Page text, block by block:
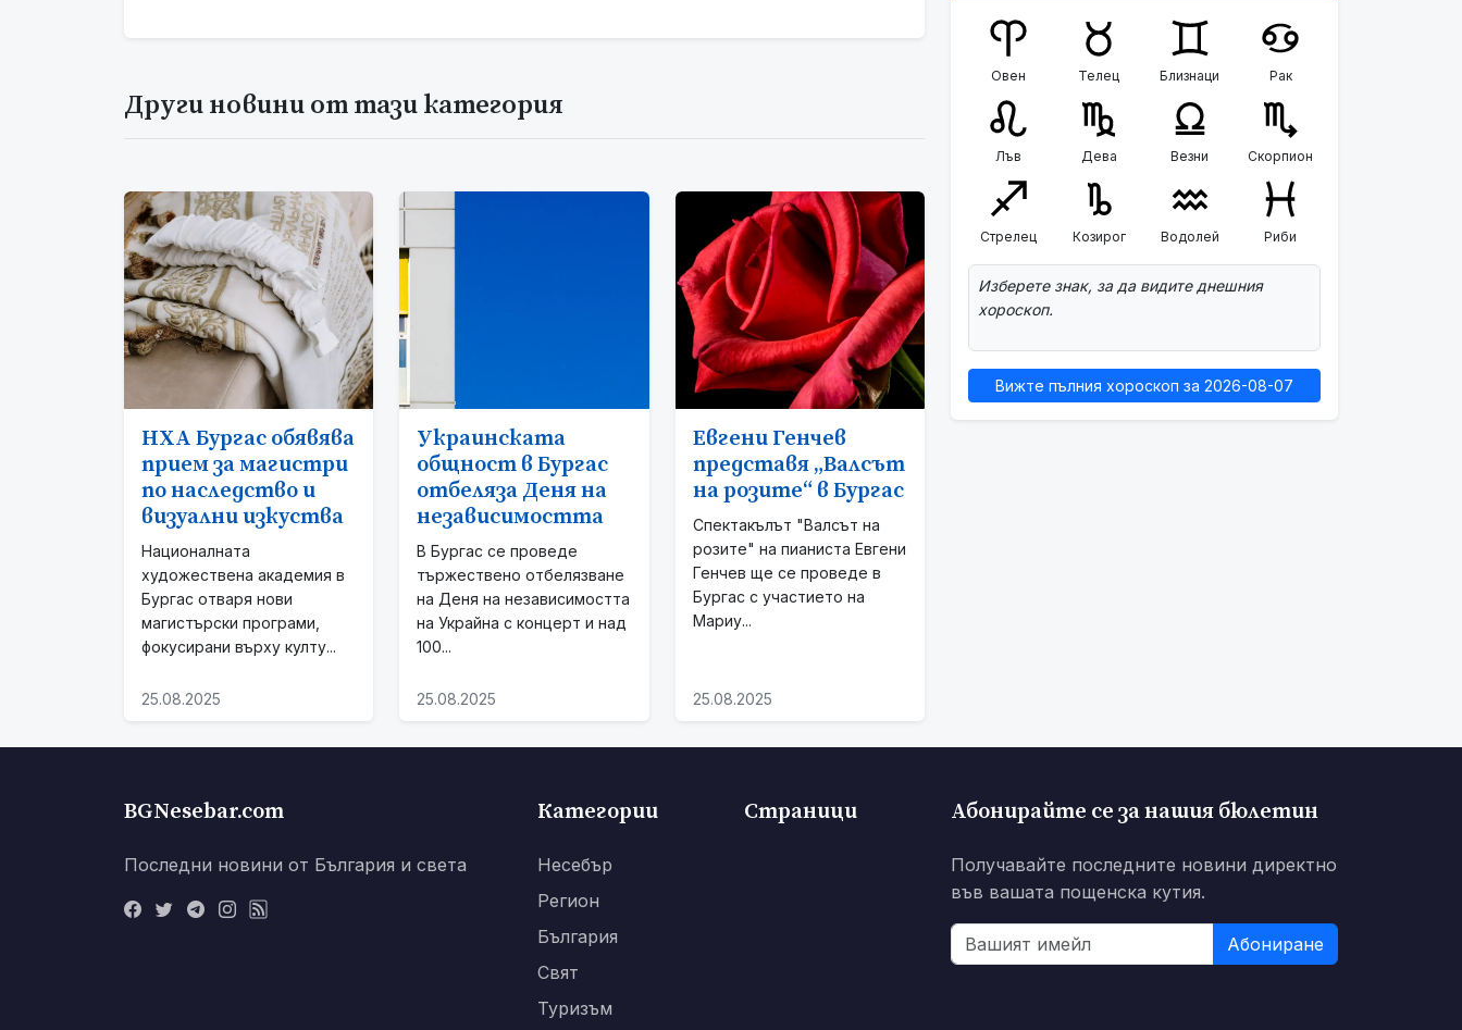
Други новини от тази категория
НХА Бургас обявява
прием за магистри
по наследство и
визуални изкуства
Националната
художествена академия в
Бургас отваря нови
магистърски програми,
фокусирани върху култу...
25.08.2025
Украинската
общност в Бургас
отбеляза Деня на
независимостта
В Бургас се проведе
тържествено отбелязване
на Деня на независимостта
на Украйна с концерт и над
100...
25.08.2025
Евгени Генчев
представя „Валсът
на розите“ в Бургас
Спектакълът "Валсът на
розите" на пианиста Евгени
Генчев ще се проведе в
Бургас с участието на
Мариу...
25.08.2025
Овен Телец Близнаци Рак
Лъв Дева Везни Скорпион
Стрелец Козирог Водолей Риби
Изберете знак, за да видите днешния
хороскоп.
Вижте пълния хороскоп за 2026-08-07
BGNesebar.com
Последни новини от България и света
Категории
Несебър
Регион
България
Свят
Туризъм
Страници Абонирайте се за нашия бюлетин
Получавайте последните новини директно
във вашата пощенска кутия.
Абониране